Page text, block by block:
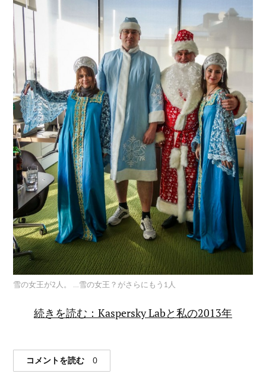
雪の女王が2人。 …雪の女王？がさらにもう1人
続きを読む：Kaspersky Labと私の2013年
コメントを読む 0